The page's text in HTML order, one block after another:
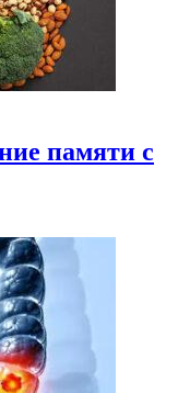
памяти с